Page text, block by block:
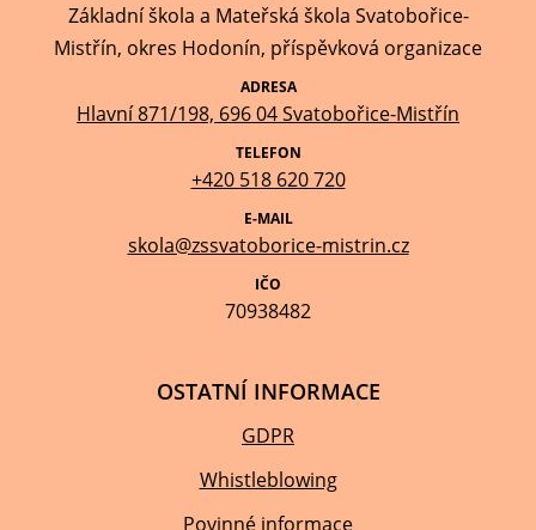
Základní škola a Mateřská škola Svatobořice-
Mistřín, okres Hodonín, příspěvková organizace
ADRESA
Hlavní 871/198, 696 04 Svatobořice-Mistřín
TELEFON
+420 518 620 720
E-MAIL
skola@zssvatoborice-mistrin.cz
IČO
70938482
OSTATNÍ INFORMACE
GDPR
Whistleblowing
Povinné informace